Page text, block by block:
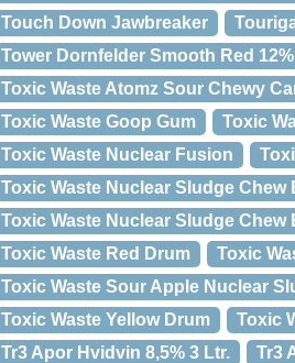
Touch Down Jawbreaker
Tower Dornfelder Smooth Red
Toxic Waste Atomz Sour Chewy
Toxic Waste Goop Gum
Toxic
Toxic Waste Nuclear Fusion
Toxic Waste Nuclear Sludge Chew
Toxic Waste Nuclear Sludge Chew
Toxic Waste Red Drum
Toxic
Toxic Waste Sour Apple Nuclear
Toxic Waste Yellow Drum
Toxic
Tr3 Apor Hvidvin 8,5% 3 Ltr.
Tr3